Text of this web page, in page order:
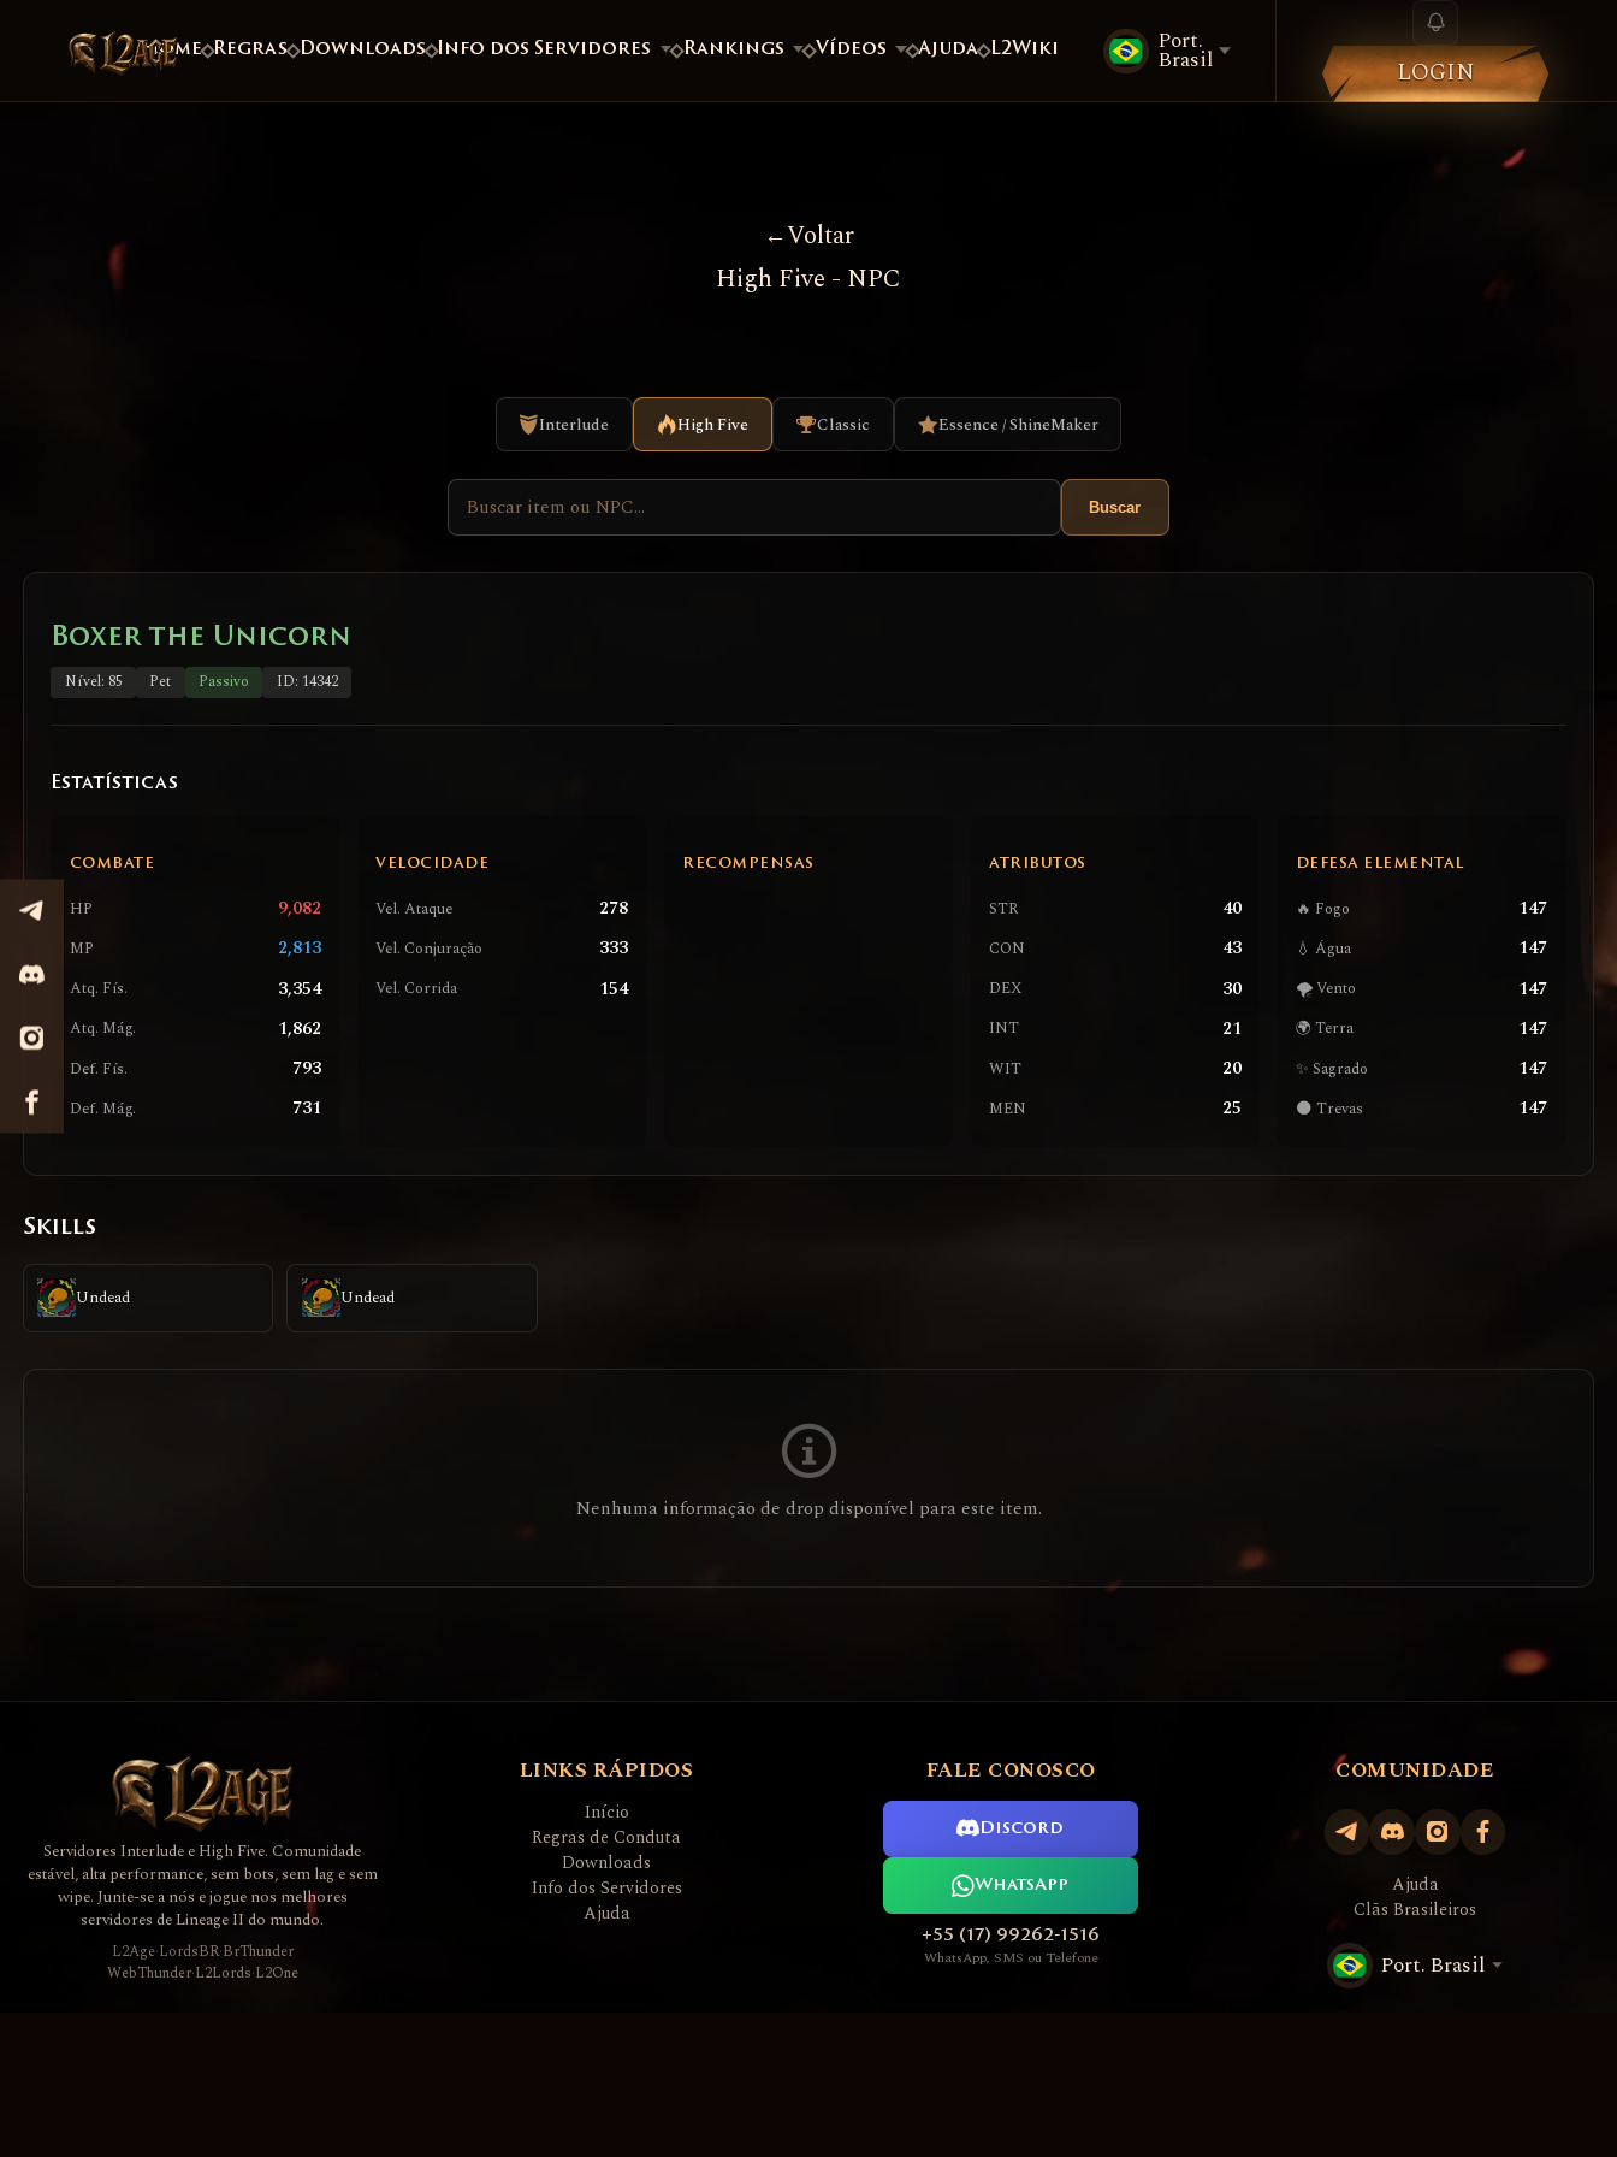
Home Regras Downloads Info dos Servidores Rankings Vídeos Ajuda L2Wiki Port.
Brasil LOGIN
Voltar
High Five - NPC
Interlude High Five Classic Essence / ShineMaker
Buscar
Boxer the Unicorn
Nível: 85 Pet Passivo ID: 14342
Estatísticas
COMBATE
HP 9,082
MP 2,813
Atq. Fís. 3,354
Atq. Mág. 1,862
Def. Fís. 793
Def. Mág. 731
VELOCIDADE
Vel. Ataque 278
Vel. Conjuração 333
Vel. Corrida 154
RECOMPENSAS ATRIBUTOS
STR 40
CON 43
DEX 30
INT 21
WIT 20
MEN 25
DEFESA ELEMENTAL
🔥 Fogo 147
💧 Água 147
🌪️ Vento 147
🌍 Terra 147
✨ Sagrado 147
🌑 Trevas 147
Skills
Undead Undead
Nenhuma informação de drop disponível para este item.
Servidores Interlude e High Five. Comunidade
estável, alta performance, sem bots, sem lag e sem
wipe. Junte-se a nós e jogue nos melhores
servidores de Lineage II do mundo.
L2Age·LordsBR·BrThunder
WebThunder·L2Lords·L2One
LINKS RÁPIDOS
Início
Regras de Conduta
Downloads
Info dos Servidores
Ajuda
FALE CONOSCO
Discord
WhatsApp
+55 (17) 99262-1516
WhatsApp, SMS ou Telefone
COMUNIDADE
Ajuda
Clãs Brasileiros
Port. Brasil